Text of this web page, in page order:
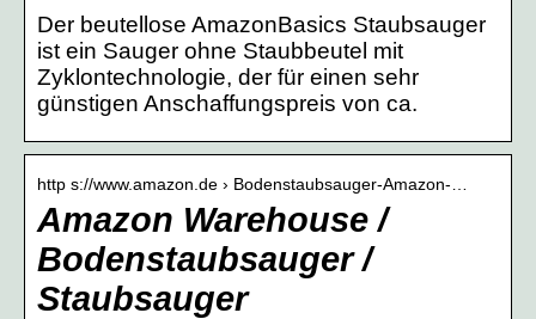
Der beutellose AmazonBasics Staubsauger
ist ein Sauger ohne Staubbeutel mit
Zyklontechnologie, der für einen sehr
günstigen Anschaffungspreis von ca.
http s://www.amazon.de › Bodenstaubsauger-Amazon-…
Amazon Warehouse /
Bodenstaubsauger /
Staubsauger